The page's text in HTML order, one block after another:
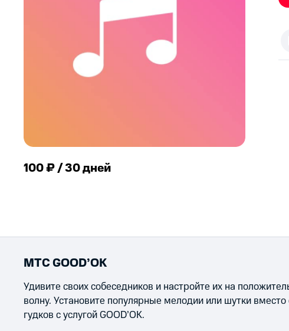
100 ₽ / 30 дней
МТС GOOD’OK
Удивите своих собеседников и настройте их на
волну. Установите популярные мелодии или шутки вместо
гудков с услугой GOOD’OK.